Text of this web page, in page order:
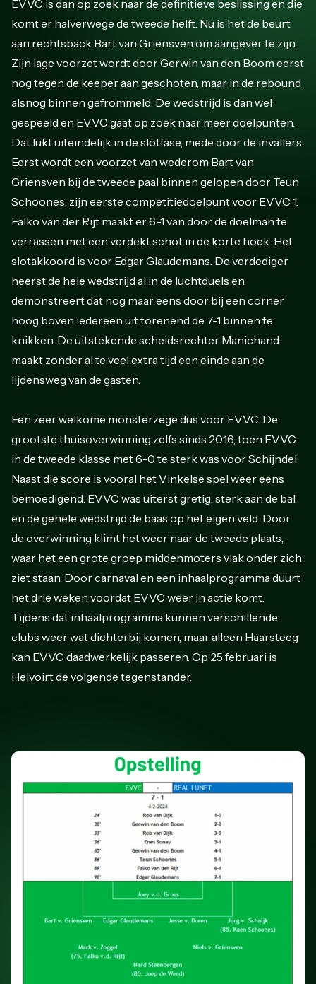
EVVC is dan op zoek naar de definitieve beslissing en die
komt er halverwege de tweede helft. Nu is het de beurt
aan rechtsback Bart van Griensven om aangever te zijn.
Zijn lage voorzet wordt door Gerwin van den Boom eerst
nog tegen de keeper aan geschoten, maar in de rebound
alsnog binnen gefrommeld. De wedstrijd is dan wel
gespeeld en EVVC gaat op zoek naar meer doelpunten.
Dat lukt uiteindelijk in de slotfase, mede door de invallers.
Eerst wordt een voorzet van wederom Bart van
Griensven bij de tweede paal binnen gelopen door Teun
Schoones, zijn eerste competitiedoelpunt voor EVVC 1.
Falko van der Rijt maakt er 6-1 van door de doelman te
verrassen met een verdekt schot in de korte hoek. Het
slotakkoord is voor Edgar Glaudemans. De verdediger
heerst de hele wedstrijd al in de luchtduels en
demonstreert dat nog maar eens door bij een corner
hoog boven iedereen uit torenend de 7-1 binnen te
knikken. De uitstekende scheidsrechter Manichand
maakt zonder al te veel extra tijd een einde aan de
lijdensweg van de gasten.
Een zeer welkome monsterzege dus voor EVVC. De
grootste thuisoverwinning zelfs sinds 2016, toen EVVC
in de tweede klasse met 6-0 te sterk was voor Schijndel.
Naast die score is vooral het Vinkelse spel weer eens
bemoedigend. EVVC was uiterst gretig, sterk aan de bal
en de gehele wedstrijd de baas op het eigen veld. Door
de overwinning klimt het weer naar de tweede plaats,
waar het een grote groep middenmoters vlak onder zich
ziet staan. Door carnaval en een inhaalprogramma duurt
het drie weken voordat EVVC weer in actie komt.
Tijdens dat inhaalprogramma kunnen verschillende
clubs weer wat dichterbij komen, maar alleen Haarsteeg
kan EVVC daadwerkelijk passeren. Op 25 februari is
Helvoirt de volgende tegenstander.